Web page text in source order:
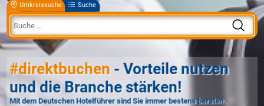
Umkreissuche Suche
#direktbuchen - Vorteile nutzen
und die Branche stärken!
Mit dem Deutschen Hotelführer sind Sie immer bestens beraten.